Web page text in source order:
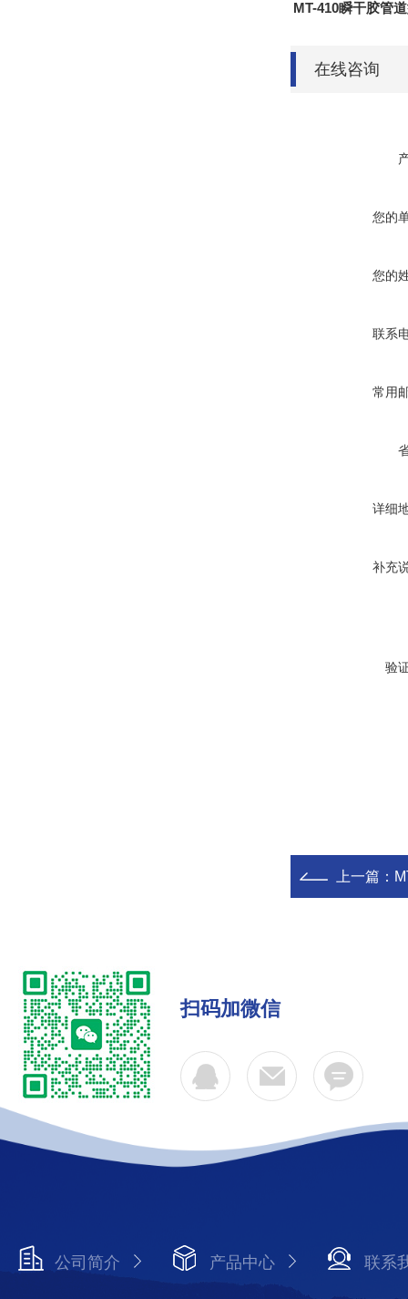
MT-410瞬干胶管
在线咨询
您的
您的
联系
常用
详细
补充
验
上一篇：
扫码加微信
公司简介 产品中心 联系